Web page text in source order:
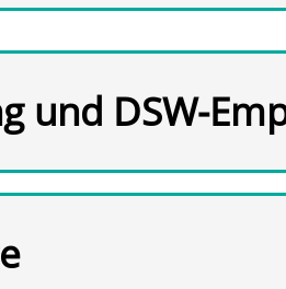
und DSW-